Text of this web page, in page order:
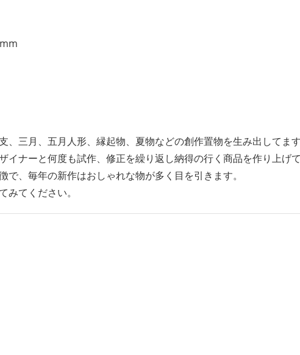
、三月、五月人形、縁起物、夏物などの創作置物を生み出してます
イナーと何度も試作、修正を繰り返し納得の行く商品を作り上げて
で、毎年の新作はおしゃれな物が多く目を引きます。
みてください。